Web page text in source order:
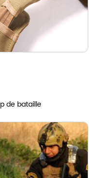
de bataille